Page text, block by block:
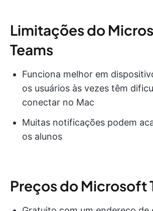
Limitações do
Teams
Funciona melhor em
os usuários às vezes têm
conectar no Mac
Muitas notificações podem
os alunos
Preços do Microsoft